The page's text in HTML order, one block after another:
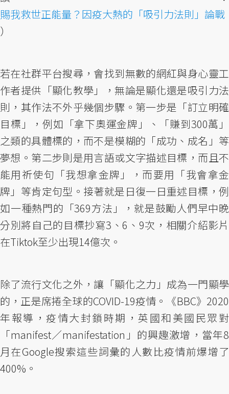
賜我救世正能量？因疫大熱的「吸引力法則」論戰
）
若在社群平台搜尋，會找到無數的網紅與身心靈工
作者提供「顯化教學」，無論是顯化還是吸引力法
則，其作法不外乎幾個步驟。第一步是「訂立明確
目標」，例如「拿下奧運金牌」、「賺到300萬」
之類的具體標的，而不是模糊的「成功、成名」等
夢想。第二步則是用言語或文字描述目標，而且不
能用祈使句「我想拿金牌」，而要用「我會拿金
牌」等肯定句型。接著就是日復一日重述目標，例
如一種熱門的「369方法」，就是鼓勵人們早中晚
分別將自己的目標抄寫3、6、9次，相關介紹影片
在Tiktok至少出現14億次。
除了流行文化之外，讓「顯化之力」成為一門顯學
的，正是席捲全球的COVID-19疫情。《BBC》2020
年報導，疫情大封鎖時期，英國和美國民眾對
「manifest／manifestation」的興趣激增，當年8
月在Google搜索這些詞彙的人數比疫情前爆增了
400%。